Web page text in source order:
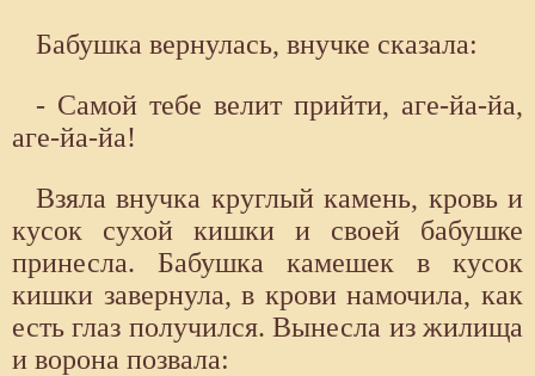
Бабушка вернулась, внучке сказала:
- Самой тебе велит прийти, аге-йа-йа,
аге-йа-йа!
Взяла внучка круглый камень, кровь и
кусок сухой кишки и своей бабушке
принесла. Бабушка камешек в кусок
кишки завернула, в крови намочила, как
есть глаз получился. Вынесла из жилища
и ворона позвала: